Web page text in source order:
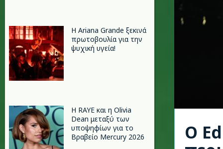
Η Ariana Grande ξεκινά
πρωτοβουλία για την
ψυχική υγεία!
Η RAYE και η Olivia
Dean μεταξύ των
υποψηφίων για το
Βραβείο Mercury 2026
Ο